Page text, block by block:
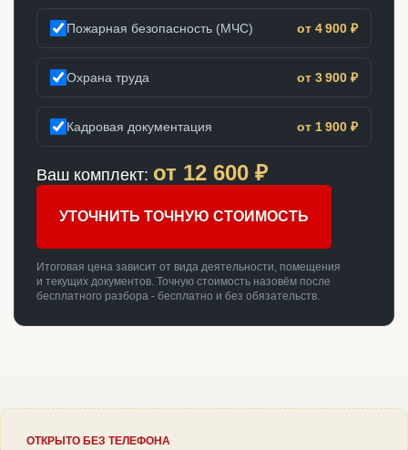
Пожарная безопасность (МЧС) от 4 900 ₽
Охрана труда от 3 900 ₽
Кадровая документация от 1 900 ₽
Ваш комплект: от 12 600 ₽
УТОЧНИТЬ ТОЧНУЮ СТОИМОСТЬ
Итоговая цена зависит от вида деятельности, помещения
и текущих документов. Точную стоимость назовём после
бесплатного разбора - бесплатно и без обязательств.
ОТКРЫТО БЕЗ ТЕЛЕФОНА